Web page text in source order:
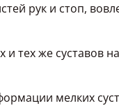
рук и стоп,
тех же суставов
мелких